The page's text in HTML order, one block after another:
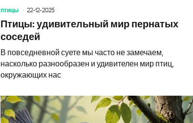
птицы 22-12-2025
Птицы: удивительный мир пернатых
соседей
В повседневной суете мы часто не замечаем,
насколько разнообразен и удивителен мир птиц,
окружающих нас